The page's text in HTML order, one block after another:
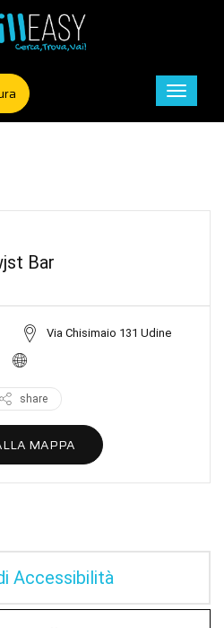
Toggle
Bar
Via Chisimaio 131 Udine
share
MAPPA
Accessibilità